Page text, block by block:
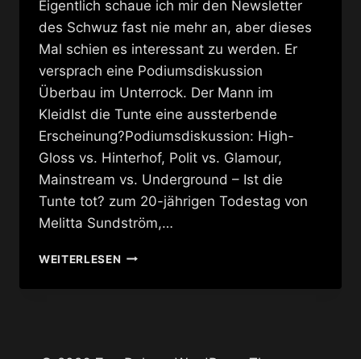
Eigentlich schaue ich mir den Newsletter
des Schwuz fast nie mehr an, aber dieses
Mal schien es interessant zu werden. Er
versprach eine Podiumsdiskussion
Überbau im Unterrock. Der Mann im
KleidIst die Tunte eine aussterbende
Erscheinung?Podiumsdiskussion: High-
Gloss vs. Hinterhof, Polit vs. Glamour,
Mainstream vs. Underground – Ist die
Tunte tot? zum 20-jährigen Todestag von
Melitta Sundström,…
WEITERLESENDRAGQUEENS,
TUNTEN